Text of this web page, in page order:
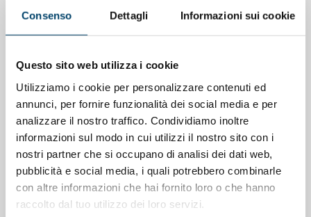
Consenso Dettagli Informazioni sui cookie
Questo sito web utilizza i cookie
Utilizziamo i cookie per personalizzare contenuti ed
annunci, per fornire funzionalità dei social media e per
analizzare il nostro traffico. Condividiamo inoltre
informazioni sul modo in cui utilizzi il nostro sito con i
nostri partner che si occupano di analisi dei dati web,
pubblicità e social media, i quali potrebbero combinarle
con altre informazioni che hai fornito loro o che hanno
raccolto dal tuo utilizzo dei loro servizi.
NOTIZIE CORRELATE